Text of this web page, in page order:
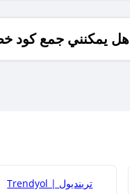
هل يمكنني جمع كود
Trendyol | ترينديول